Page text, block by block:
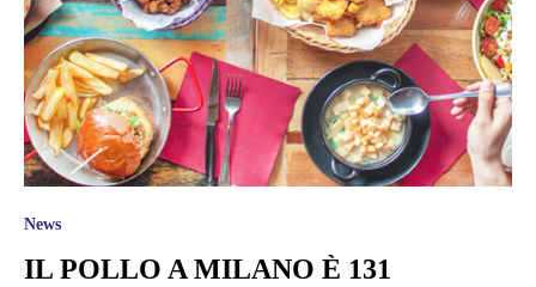
News
IL POLLO A MILANO È 131